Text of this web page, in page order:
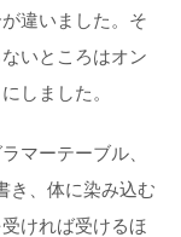
違いました。そ
いところはオン
しました。
マーテーブル、
き、体に染み込む
ければ受けるほ